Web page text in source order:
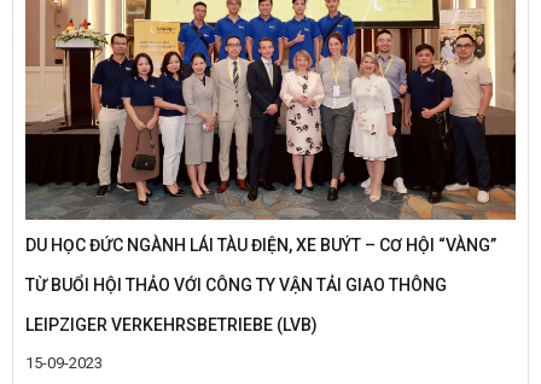
DU HỌC ĐỨC NGÀNH LÁI TÀU ĐIỆN, XE BUÝT – CƠ HỘI “VÀNG”
TỪ BUỔI HỘI THẢO VỚI CÔNG TY VẬN TẢI GIAO THÔNG
LEIPZIGER VERKEHRSBETRIEBE (LVB)
15-09-2023